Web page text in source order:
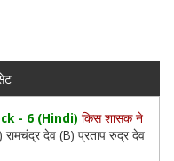
- 6 (Hindi) किस शासक ने
रामचंद्र देव (B) प्रताप रुद्र देव